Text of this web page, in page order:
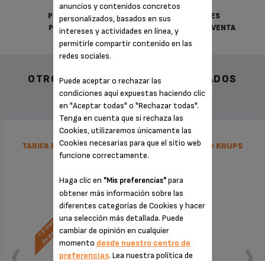
POLÍTICA DE
PRIVACIDAD
CONDICIONES
GENERALES DE VENTA
OTROS ACCESORIOS RECOMENDADOS
TARIFA PLANA DE REPARACIÓN CAFETERA FILTRO KRUPS
anuncios y contenidos concretos
personalizados, basados en sus
intereses y actividades en línea, y
permitirle compartir contenido en las
redes sociales.
Puede aceptar o rechazar las
condiciones aquí expuestas haciendo clic
en "Aceptar todas" o "Rechazar todas".
Tenga en cuenta que si rechaza las
Cookies, utilizaremos únicamente las
Cookies necesarias para que el sitio web
funcione correctamente.
Haga clic en "Mis preferencias"para
obtener más información sobre las
diferentes categorías de Cookies y hacer
una selección más detallada. Puede
cambiar de opinión en cualquier
momento desde nuestro centro de
preferencias. Lea nuestra política de